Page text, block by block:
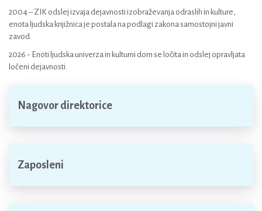
2004 – ZIK odslej izvaja dejavnosti izobraževanja odraslih in kulture,
enota ljudska knjižnica je postala na podlagi zakona samostojni javni
zavod.
2026 - Enoti ljudska univerza in kulturni dom se ločita in odslej opravljata
ločeni dejavnosti.
Nagovor direktorice
Zaposleni